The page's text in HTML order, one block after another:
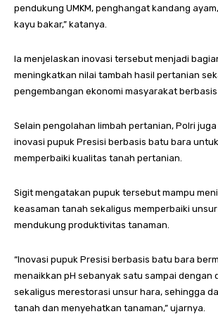
pendukung UMKM, penghangat kandang
kayu bakar,” katanya.
Ia menjelaskan inovasi tersebut menjadi
meningkatkan nilai tambah hasil pertanian
pengembangan ekonomi masyarakat
Selain pengolahan limbah pertanian, Polri
inovasi pupuk Presisi berbasis batu bara
memperbaiki kualitas tanah pertanian.
Sigit mengatakan pupuk tersebut mampu
keasaman tanah sekaligus memperbaiki
mendukung produktivitas tanaman.
“Inovasi pupuk Presisi berbasis batu bara
menaikkan pH sebanyak satu sampai dengan
sekaligus merestorasi unsur hara, sehingga
tanah dan menyehatkan tanaman,” ujarnya.